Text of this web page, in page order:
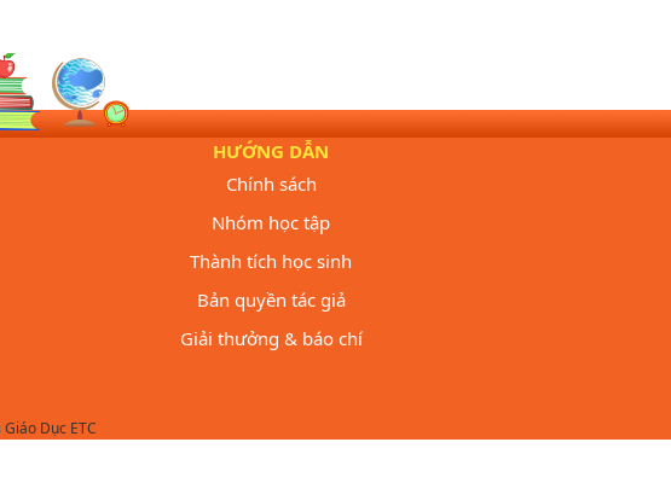
HƯỚNG DẪN
Chính sách
Nhóm học tập
Thành tích học sinh
Bản quyền tác giả
Giải thưởng & báo chí
Dục ETC